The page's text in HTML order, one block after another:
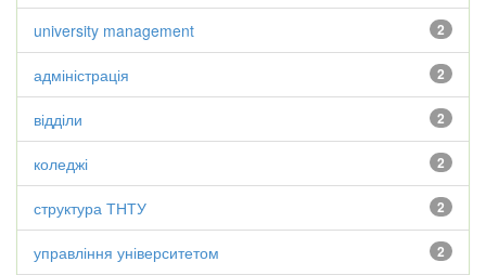
2
university management
2
адміністрація
2
відділи
2
коледжі
2
структура ТНТУ
2
управління університетом